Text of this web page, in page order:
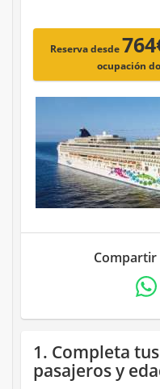
Reserva desde
ocupación
Compartir
1. Completa
pasajeros y